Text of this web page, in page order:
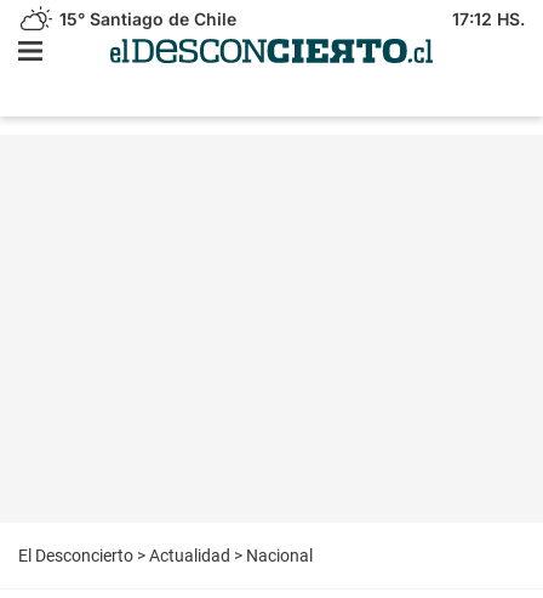
15° Santiago de Chile 17:12 HS.
El Desconcierto >Actualidad > Nacional